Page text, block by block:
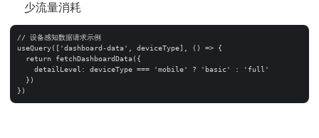
少流量消耗
// 设备感知数据请求示例
useQuery(['dashboard-data', deviceType], () => {
  return fetchDashboardData({
    detailLevel: deviceType === 'mobile' ? 'basic' : 'full'
  })